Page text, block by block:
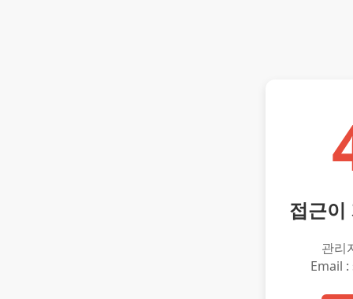
접근이
관리
Email